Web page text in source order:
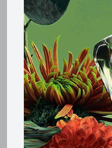
Tamaño
Formato